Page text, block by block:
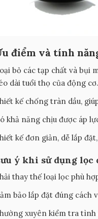
điểm và tính
bỏ các tạp chất và bụi
dài tuổi thọ của động cơ.
kế chống tràn dầu,
khả năng chịu được áp
kế đơn giản, dễ lắp
ý khi sử dụng lọc
thay thế loại lọc phù
bảo lắp đặt đúng cách
xuyên kiểm tra tình